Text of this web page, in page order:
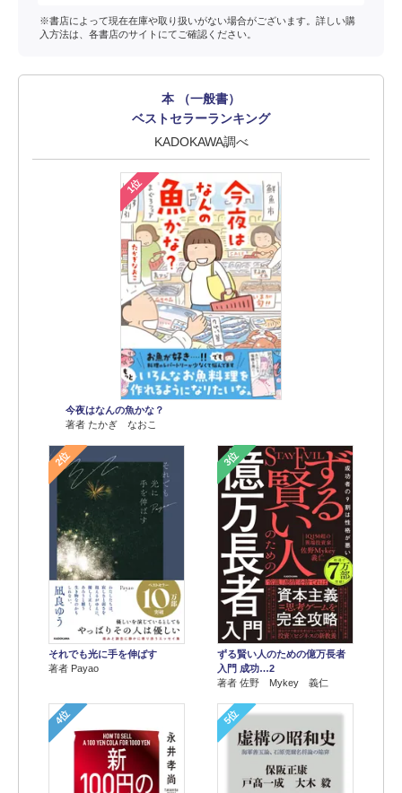
※書店によって現在在庫や取り扱いがない場合がございます。詳しい購
入方法は、各書店のサイトにてご確認ください。
本 （一般書）
ベストセラーランキング
KADOKAWA調べ
1位
今夜はなんの魚かな？
著者 たかぎ なおこ
2位
それでも光に手を伸ばす
著者 Payao
3位
ずる賢い人のための億万長者
入門 成功…2
著者 佐野 Mykey 義仁
4位 5位